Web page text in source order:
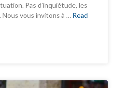
Pas d’inquiétude, les
vous invitons à … Read